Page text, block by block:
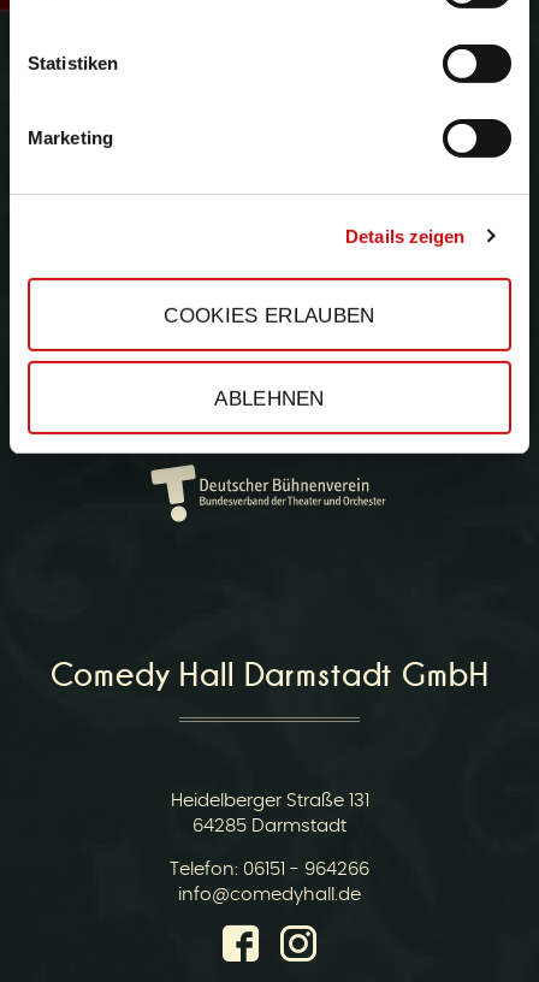
Statistiken
Marketing
Details zeigen
COOKIES ERLAUBEN
ABLEHNEN
e
s
e
Comedy Hall Darmstadt GmbH
Heidelberger Straße 131
64285 Darmstadt
Telefon: 06151 - 964266
E-
info@comedyhall.de